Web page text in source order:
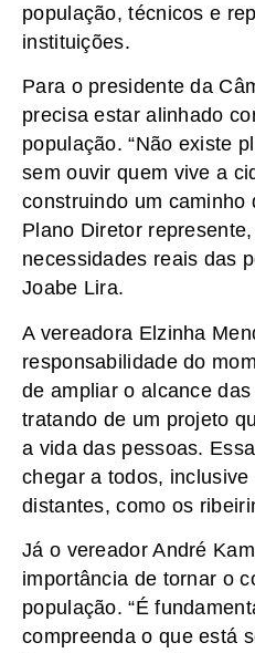
população, técnicos e
instituições.
Para o presidente da
precisa estar alinhado
população. “Não existe
sem ouvir quem vive a
construindo um caminho
Plano Diretor
necessidades reais das
Joabe Lira.
A vereadora Elzinha
responsabilidade do
de ampliar o alcance
tratando de um projeto
a vida das pessoas.
chegar a todos,
distantes, como os
Já o vereador André
importância de tornar o
população. “É
compreenda o que está